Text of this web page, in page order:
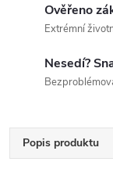
Ověřeno
Extrémní
Nesedí?
Popis produktu